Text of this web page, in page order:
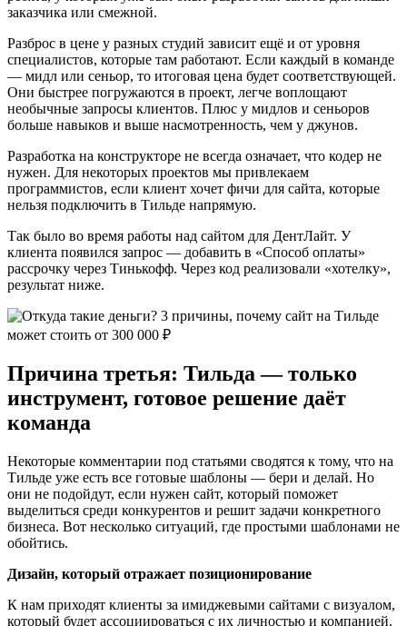
заказчика или смежной.
Разброс в цене у разных студий зависит ещё и от уровня
специалистов, которые там работают. Если каждый в команде
— мидл или сеньор, то итоговая цена будет соответствующей.
Они быстрее погружаются в проект, легче воплощают
необычные запросы клиентов. Плюс у мидлов и сеньоров
больше навыков и выше насмотренность, чем у джунов.
Разработка на конструкторе не всегда означает, что кодер не
нужен. Для некоторых проектов мы привлекаем
программистов, если клиент хочет фичи для сайта, которые
нельзя подключить в Тильде напрямую.
Так было во время работы над сайтом для ДентЛайт. У
клиента появился запрос — добавить в «Способ оплаты»
рассрочку через Тинькофф. Через код реализовали «хотелку»,
результат ниже.
Причина третья: Тильда — только
инструмент, готовое решение даёт
команда
Некоторые комментарии под статьями сводятся к тому, что на
Тильде уже есть все готовые шаблоны — бери и делай. Но
они не подойдут, если нужен сайт, который поможет
выделиться среди конкурентов и решит задачи конкретного
бизнеса. Вот несколько ситуаций, где простыми шаблонами не
обойтись.
Дизайн, который отражает позиционирование
К нам приходят клиенты за имиджевыми сайтами с визуалом,
который будет ассоциироваться с их личностью и компанией.